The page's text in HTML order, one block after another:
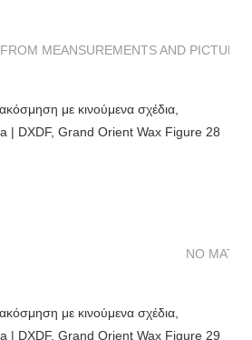
FROM MEANSUREMENTS AND
NO